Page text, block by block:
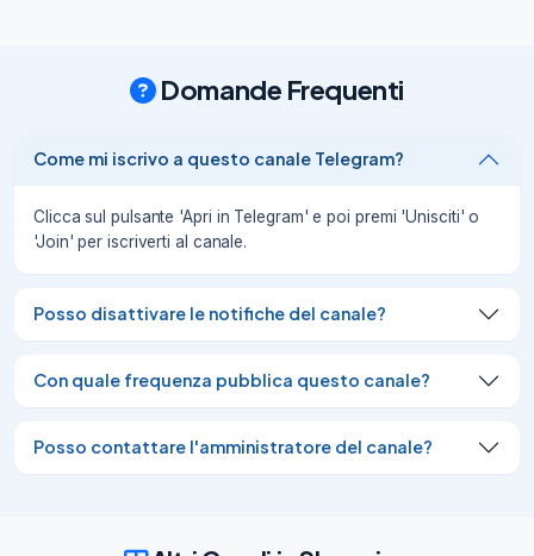
https://rcf.adecco.com/redirect?
Se hai un contatto che potrebbe essere
condividila! Continua a scopri
Hai maturato esperienza anche breve nel
settore GDO? Abbiamo un’offerta di
Stiamo cercando Magazzinieri/addetti/e
agli scaffali a Budrio (Bo)
Per maggiori informazioni e per
candidarti, segui questo link:
Domande Frequenti
Come mi iscrivo a questo canale Telegram?
Clicca sul pulsante 'Apri in Telegram' e poi premi 'Unisciti' o
'Join' per iscriverti al canale.
Posso disattivare le notifiche del canale?
Con quale frequenza pubblica questo canale?
Posso contattare l'amministratore del canale?